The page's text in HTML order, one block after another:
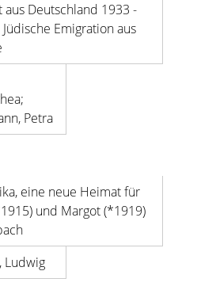
aus Deutschland 1933 -
Emigration aus
Petra
eine neue Heimat für
und Margot (*1919)
Ludwig